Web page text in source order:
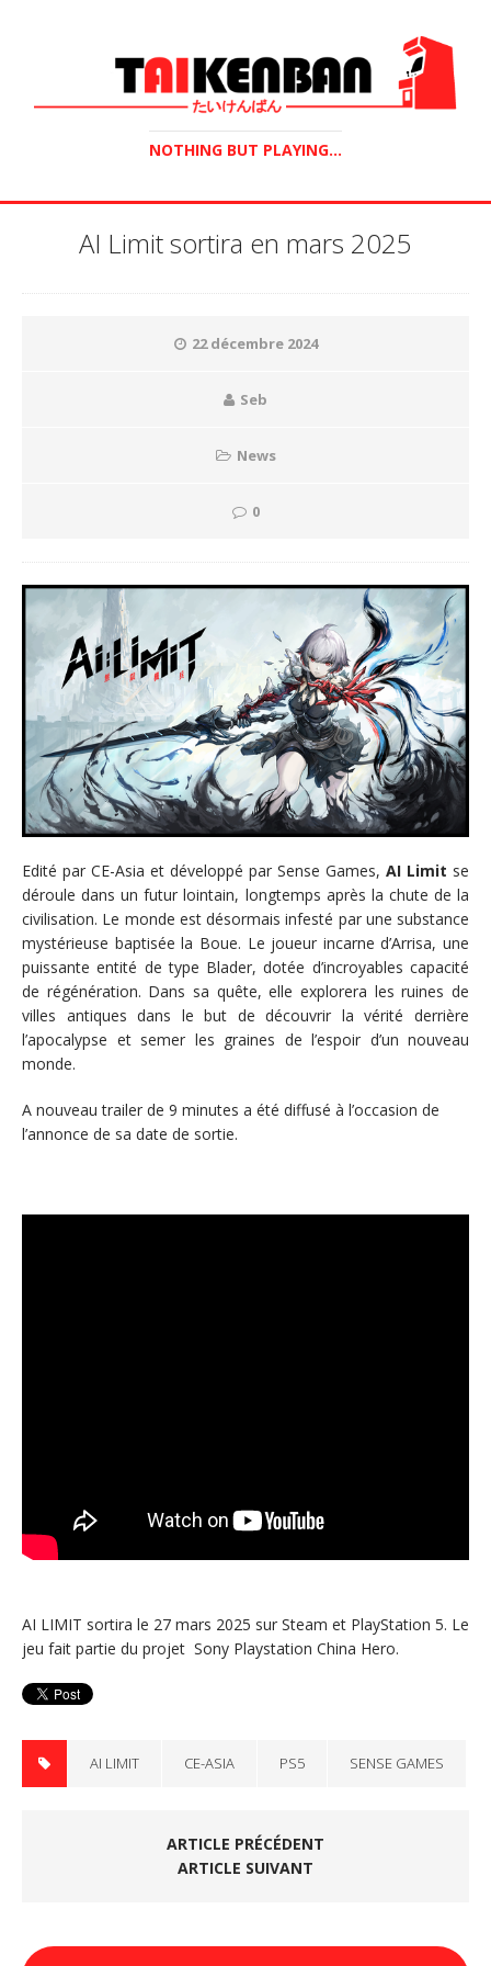
NOTHING BUT PLAYING...
AI Limit sortira en mars 2025
22 décembre 2024
Seb
News
0
Edité par CE-Asia et développé par Sense Games, AI Limit se
déroule dans un futur lointain, longtemps après la chute de la
civilisation. Le monde est désormais infesté par une substance
mystérieuse baptisée la Boue. Le joueur incarne d’Arrisa, une
puissante entité de type Blader, dotée d’incroyables capacité
de régénération. Dans sa quête, elle explorera les ruines de
villes antiques dans le but de découvrir la vérité derrière
l’apocalypse et semer les graines de l’espoir d’un nouveau
monde.
A nouveau trailer de 9 minutes a été diffusé à l’occasion de
l’annonce de sa date de sortie.
AI ​​LIMIT sortira le 27 mars 2025 sur Steam et PlayStation 5. Le
jeu fait partie du projet Sony Playstation China Hero.
AI LIMIT CE-ASIA PS5 SENSE GAMES
ARTICLE PRÉCÉDENT
ARTICLE SUIVANT